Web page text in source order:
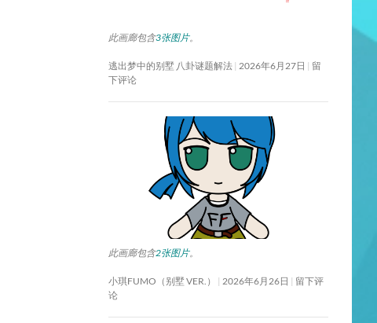
此画廊包含3张图片。
逃出梦中的别墅 八卦谜题解法 2026年6月27日
留
下评论
此画廊包含2张图片。
小琪FUMO（别墅 VER.） 2026年6月26日
留下评
论